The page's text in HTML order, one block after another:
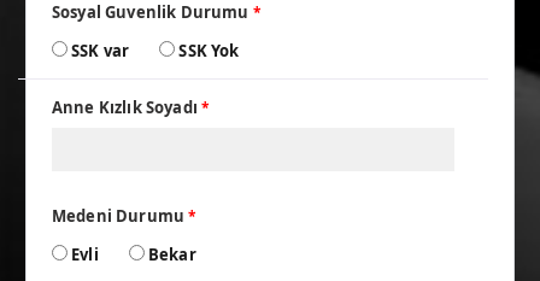
Sosyal Guvenlik Durumu *
SSK var SSK Yok
Anne Kızlık Soyadı*
Medeni Durumu*
Evli Bekar